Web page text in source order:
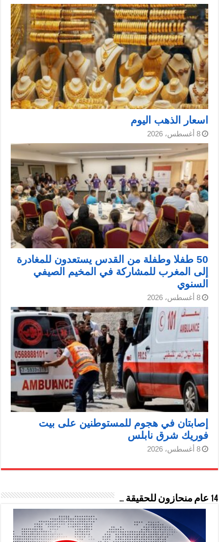
اسعار الذهب اليوم
8 أغسطس، 2026
50 طفلا وطفلة من القدس يستعدون للمغادرة
إلى المغرب للمشاركة في المخيم الصيفي
السنوي
8 أغسطس، 2026
إصابتان في هجوم للمستوطنين على بيت
فوريك شرق نابلس
8 أغسطس، 2026
14 عام منحازون للحقيقة …